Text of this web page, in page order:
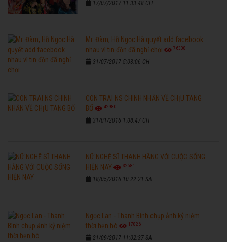
17/07/2017 11:33:48 CH
Mr. Đàm, Hồ Ngọc Hà quyết add facebook
nhau vì tin đồn đã nghỉ chơi
76308
31/07/2017 5:03:06 CH
CON TRAI NS CHINH NHẪN VỀ CHỊU TANG
BỐ
42980
31/01/2016 1:08:47 CH
NỮ NGHỆ SĨ THANH HẰNG VỚI CUỘC SỐNG
HIỆN NAY
32581
18/05/2016 10:22:21 SA
Ngọc Lan - Thanh Bình chụp ảnh kỷ niệm
thời hẹn hò
17826
21/09/2017 11:02:37 SA